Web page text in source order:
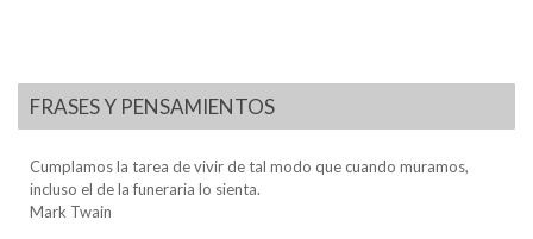
FRASES Y PENSAMIENTOS
Cumplamos la tarea de vivir de tal modo que cuando muramos,
incluso el de la funeraria lo sienta.
Mark Twain